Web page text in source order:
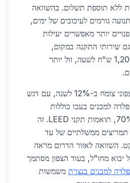
ללא תוספת תשלום. בהשוואה
גורמים לעיכובים של ימים,
יותר מאפשרים יעילות
שירותי התקנה במקום,
במחירים של 1,200-1,800 ש"ח לשעה, זול יותר
בשנת 2026, השוק הצפוני צומח ב-12% לשנה, עם דגש
למבנים בעכו כוללות
אופציות ממוחזרות ב-70%, תואמות תקני LEED. זה
ממשלתיים של עד
השוואה לאזור הדרום מראה
יבוא מחו"ל, בעוד הצפון מסתמך
למבנים בנצרת משמשות